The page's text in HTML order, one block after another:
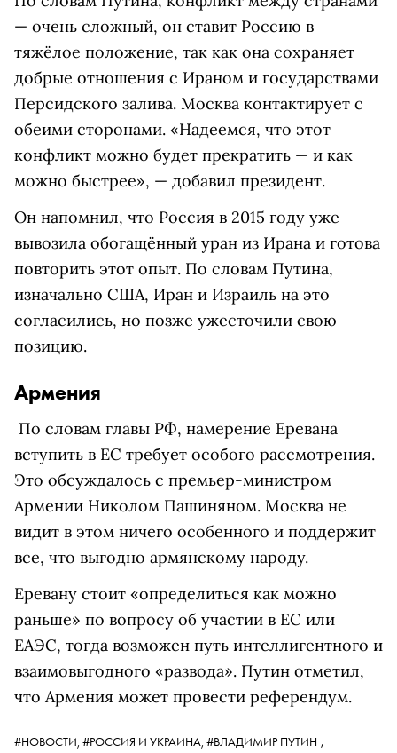
— очень сложный, он ставит Россию в
тяжёлое положение, так как она сохраняет
добрые отношения с Ираном и государствами
Персидского залива. Москва контактирует с
обеими сторонами. «Надеемся, что этот
конфликт можно будет прекратить — и как
можно быстрее», — добавил президент.
Он напомнил, что Россия в 2015 году уже
вывозила обогащённый уран из Ирана и готова
повторить этот опыт. По словам Путина,
изначально США, Иран и Израиль на это
согласились, но позже ужесточили свою
позицию.
Армения
По словам главы РФ, намерение Еревана
вступить в ЕС требует особого рассмотрения.
Это обсуждалось с премьер-министром
Армении Николом Пашиняном. Москва не
видит в этом ничего особенного и поддержит
все, что выгодно армянскому народу.
Еревану стоит «определиться как можно
раньше» по вопросу об участии в ЕС или
ЕАЭС, тогда возможен путь интеллигентного и
взаимовыгодного «развода». Путин отметил,
что Армения может провести референдум.
#НОВОСТИ, #РОССИЯ И УКРАИНА, #ВЛАДИМИР ПУТИН ,